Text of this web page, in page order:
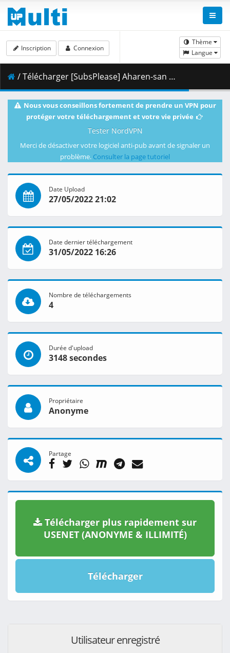
Thème
Langue
Inscription Connexion
/ Télécharger [SubsPlease] Aharen-san wa Hakarenai - 09 (1080p) [97D8A57D].mkv.003 ( 465.01 MB )
Nous vous conseillons fortement de prendre un VPN pour
protéger votre téléchargement et votre vie privée
Tester NordVPN
Merci de désactiver votre logiciel anti-pub avant de signaler un
problème. Consulter la page tutoriel
Date Upload
27/05/2022 21:02
Date dernier téléchargement
31/05/2022 16:26
Nombre de téléchargements
4
Durée d'upload
3148 secondes
Propriétaire
Anonyme
Partage
Télécharger plus rapidement sur
USENET (ANONYME & ILLIMITÉ)
Télécharger
Utilisateur enregistré